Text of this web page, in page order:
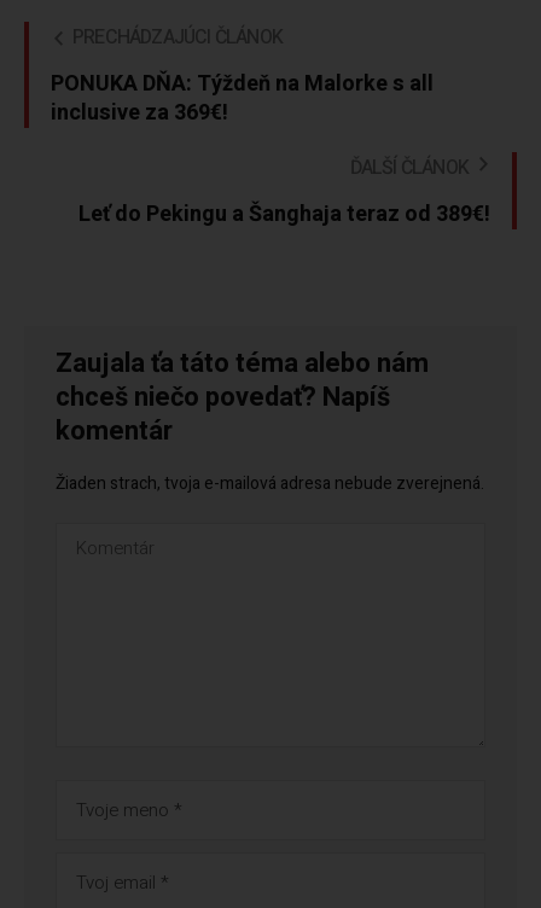
PRECHÁDZAJÚCI ČLÁNOK
PONUKA DŇA: Týždeň na Malorke s all
inclusive za 369€!
ĎALŠÍ ČLÁNOK
Leť do Pekingu a Šanghaja teraz od 389€!
Zaujala ťa táto téma alebo nám
chceš niečo povedať? Napíš
komentár
Žiaden strach, tvoja e-mailová adresa nebude zverejnená.